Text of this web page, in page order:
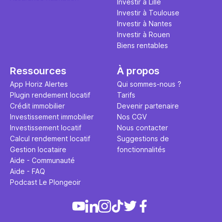
Investir à Lille
Investir à Toulouse
Investir à Nantes
Investir à Rouen
Biens rentables
Ressources
App Horiz Alertes
Plugin rendement locatif
Crédit immobilier
Investissement immobilier
Investissement locatif
Calcul rendement locatif
Gestion locataire
Aide - Communauté
Aide - FAQ
Podcast Le Plongeoir
À propos
Qui sommes-nous ?
Tarifs
Devenir partenaire
Nos CGV
Nous contacter
Suggestions de
fonctionnalités